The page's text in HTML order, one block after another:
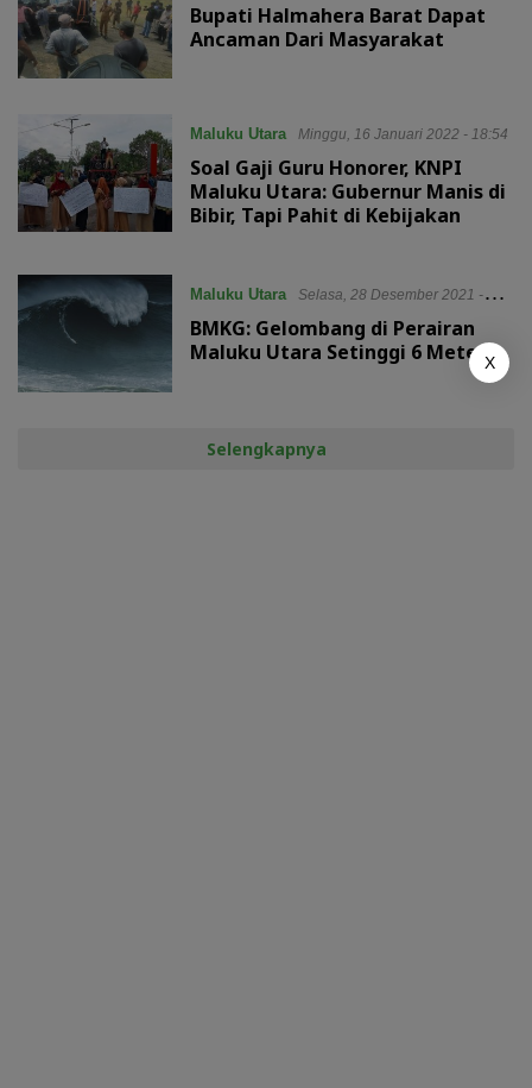
Bupati Halmahera Barat Dapat
Ancaman Dari Masyarakat
Maluku Utara Minggu, 16 Januari 2022 - 18:54
Soal Gaji Guru Honorer, KNPI
Maluku Utara: Gubernur Manis di
Bibir, Tapi Pahit di Kebijakan
Maluku Utara Selasa, 28 Desember 2021 -
15:59
BMKG: Gelombang di Perairan
Maluku Utara Setinggi 6 Meter
Selengkapnya
X